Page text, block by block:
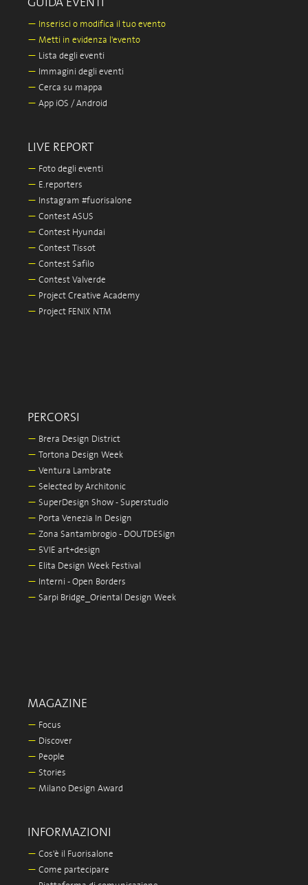
GUIDA EVENTI
— Inserisci o modifica il tuo evento
— Metti in evidenza l'evento
— Lista degli eventi
— Immagini degli eventi
— Cerca su mappa
— App iOS / Android
LIVE REPORT
— Foto degli eventi
— E.reporters
— Instagram #fuorisalone
— Contest ASUS
— Contest Hyundai
— Contest Tissot
— Contest Safilo
— Contest Valverde
— Project Creative Academy
— Project FENIX NTM
PERCORSI
— Brera Design District
— Tortona Design Week
— Ventura Lambrate
— Selected by Architonic
— SuperDesign Show - Superstudio
— Porta Venezia In Design
— Zona Santambrogio - DOUTDESign
— 5VIE art+design
— Elita Design Week Festival
— Interni - Open Borders
— Sarpi Bridge_Oriental Design Week
MAGAZINE
— Focus
— Discover
— People
— Stories
— Milano Design Award
INFORMAZIONI
— Cos'è il Fuorisalone
— Come partecipare